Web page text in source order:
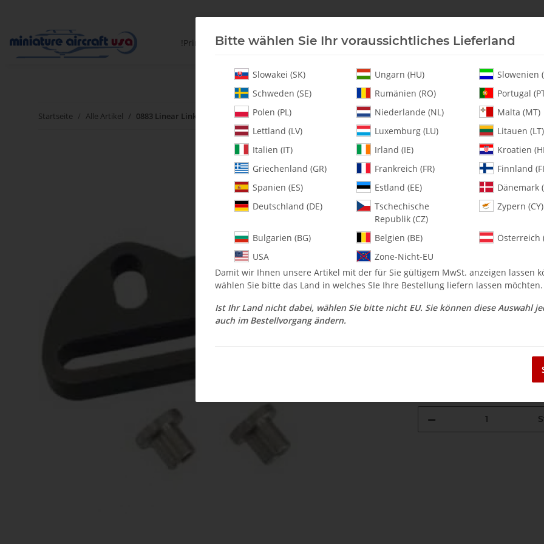
!PrintYourParts! Neu an Lager Helikopter Turbine Heli-
Startseite Alle Artikel 0883 Linear Link Kit for JR Servos - Set
0883 Linear
Artikelnummer:MA0883
Kategorie:
0883 Linear Link Kit for JR
$ 11.85
inkl. 19% USt. , zzgl.Versand
(DE -
Bitte wählen Sie Ihr voraussichtliches Lieferland
Slowakei (SK) Ungarn (HU)
Slowenien
Schweden (SE)
Rumänien (RO)
Portugal
Polen (PL)
Niederlande (NL)
Malta (MT)
Lettland (LV)
Luxemburg (LU)
Litauen (LT)
Italien (IT)
Irland (IE)
Kroatien
Griechenland (GR)
Frankreich (FR)
Finnland
Spanien (ES)
Estland (EE)
Dänemark
Deutschland (DE)
Tschechische
Republik (CZ)
Zypern (CY)
Bulgarien (BG) Belgien (BE)
Österreich
USA
Zone-Nicht-EU
Damit wir Ihnen unsere Artikel mit der für Sie gültigem MwSt. anzeigen lassen
wählen Sie bitte das Land in welches SIe Ihre Bestellung liefern lassen möchten.
Ist Ihr Land nicht dabei, wählen Sie bitte nicht EU. Sie können diese Auswahl
auch im Bestellvorgang ändern.